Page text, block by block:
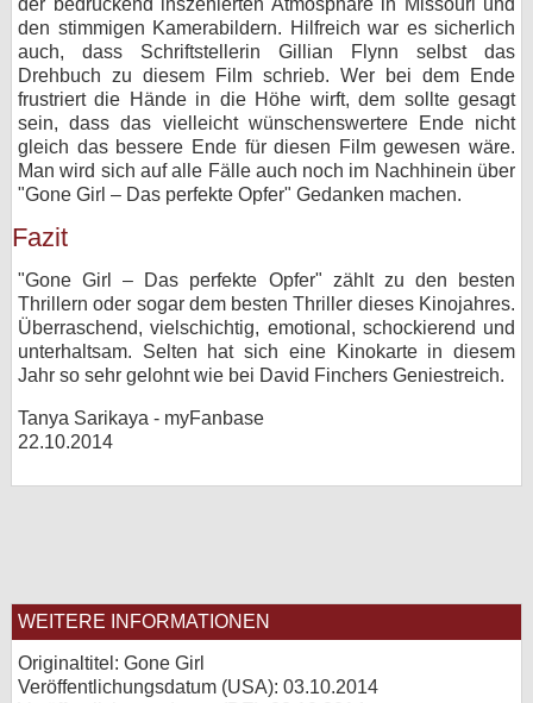
der bedrückend inszenierten Atmosphäre in Missouri und
den stimmigen Kamerabildern. Hilfreich war es sicherlich
auch, dass Schriftstellerin Gillian Flynn selbst das
Drehbuch zu diesem Film schrieb. Wer bei dem Ende
frustriert die Hände in die Höhe wirft, dem sollte gesagt
sein, dass das vielleicht wünschenswertere Ende nicht
gleich das bessere Ende für diesen Film gewesen wäre.
Man wird sich auf alle Fälle auch noch im Nachhinein über
"Gone Girl – Das perfekte Opfer" Gedanken machen.
Fazit
"Gone Girl – Das perfekte Opfer" zählt zu den besten
Thrillern oder sogar dem besten Thriller dieses Kinojahres.
Überraschend, vielschichtig, emotional, schockierend und
unterhaltsam. Selten hat sich eine Kinokarte in diesem
Jahr so sehr gelohnt wie bei David Finchers Geniestreich.
Tanya Sarikaya - myFanbase
22.10.2014
WEITERE INFORMATIONEN
Originaltitel: Gone Girl
Veröffentlichungsdatum (USA): 03.10.2014